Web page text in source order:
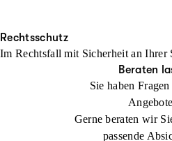
Rechtsschutz
Im Rechtsfall mit Sicher­heit an Ihrer
Beraten
Sie haben
Gerne beraten wir
passende